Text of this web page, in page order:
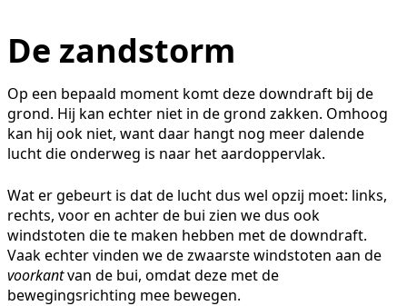
De zandstorm
Op een bepaald moment komt deze downdraft bij de
grond. Hij kan echter niet in de grond zakken. Omhoog
kan hij ook niet, want daar hangt nog meer dalende
lucht die onderweg is naar het aardoppervlak.
Wat er gebeurt is dat de lucht dus wel opzij moet: links,
rechts, voor en achter de bui zien we dus ook
windstoten die te maken hebben met de downdraft.
Vaak echter vinden we de zwaarste windstoten aan de
voorkantvan de bui, omdat deze met de
bewegingsrichting mee bewegen.